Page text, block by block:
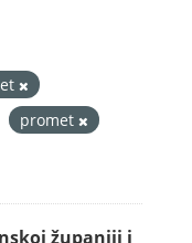
promet
županiji i